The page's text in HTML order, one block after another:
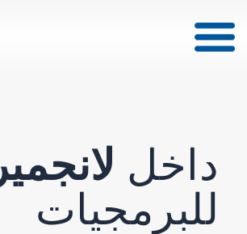
داخل لانجمير
للبرمجيات